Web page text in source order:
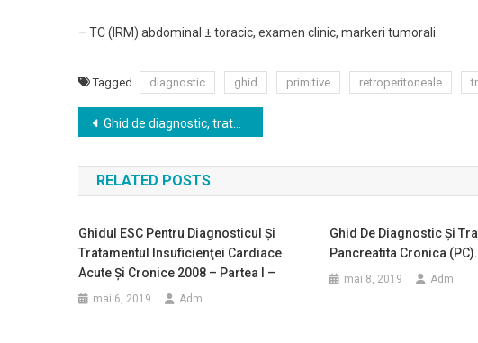
– TC (IRM) abdominal ± toracic, examen clinic, markeri tumorali
Tagged diagnostic ghid primitive retroperitoneale
Navigare
în
articole
Ghid de diagnostic, tratament şi urmărire în cancerul de prostată
RELATED POSTS
Ghidul ESC Pentru Diagnosticul Şi
Tratamentul Insuficienţei Cardiace
Acute Şi Cronice 2008 – Partea I –
mai 6, 2019 Adm
Ghid De Diagnostic Şi
Pancreatita Cronica (PC).
mai 8, 2019 Adm